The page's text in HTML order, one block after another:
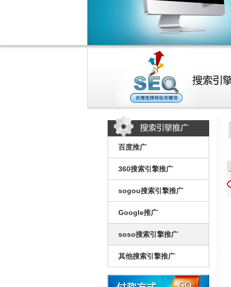
百度推广
360搜索引擎推广
sogou搜索引擎推广
Google推广
soso搜索引擎推广
其他搜索引擎推广